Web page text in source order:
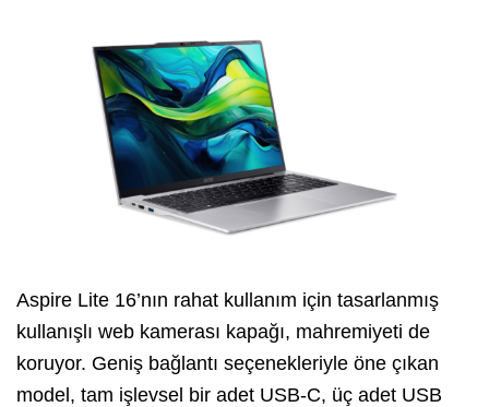
Aspire Lite 16’nın rahat kullanım için tasarlanmış
kullanışlı web kamerası kapağı, mahremiyeti de
koruyor. Geniş bağlantı seçenekleriyle öne çıkan
model, tam işlevsel bir adet USB-C, üç adet USB